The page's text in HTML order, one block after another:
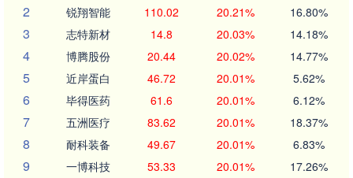
2 锐翔智能 110.02 20.21% 16.80%
3 志特新材 14.8 20.03% 14.18%
4 博腾股份 20.44 20.02% 14.77%
5 近岸蛋白 46.72 20.01% 5.62%
6 毕得医药 61.6 20.01% 6.12%
7 五洲医疗 83.62 20.01% 18.37%
8 耐科装备 49.67 20.01% 6.83%
9 一博科技 53.33 20.01% 17.26%